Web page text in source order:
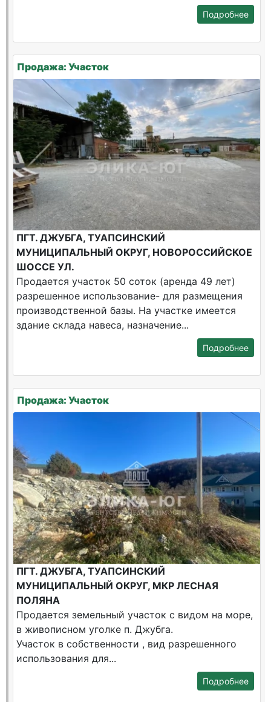
Подробнее
Продажа: Участок
ПГТ. ДЖУБГА, ТУАПСИНСКИЙ
МУНИЦИПАЛЬНЫЙ ОКРУГ, НОВОРОССИЙСКОЕ
ШОССЕ УЛ.
Продается участок 50 соток (аренда 49 лет)
разрешенное использование- для размещения
производственной базы. На участке имеется
здание склада навеса, назначение...
Подробнее
Продажа: Участок
ПГТ. ДЖУБГА, ТУАПСИНСКИЙ
МУНИЦИПАЛЬНЫЙ ОКРУГ, МКР ЛЕСНАЯ
ПОЛЯНА
Продается земельный участок с видом на море,
в живописном уголке п. Джубга.
Участок в собственности , вид разрешенного
использования для...
Подробнее